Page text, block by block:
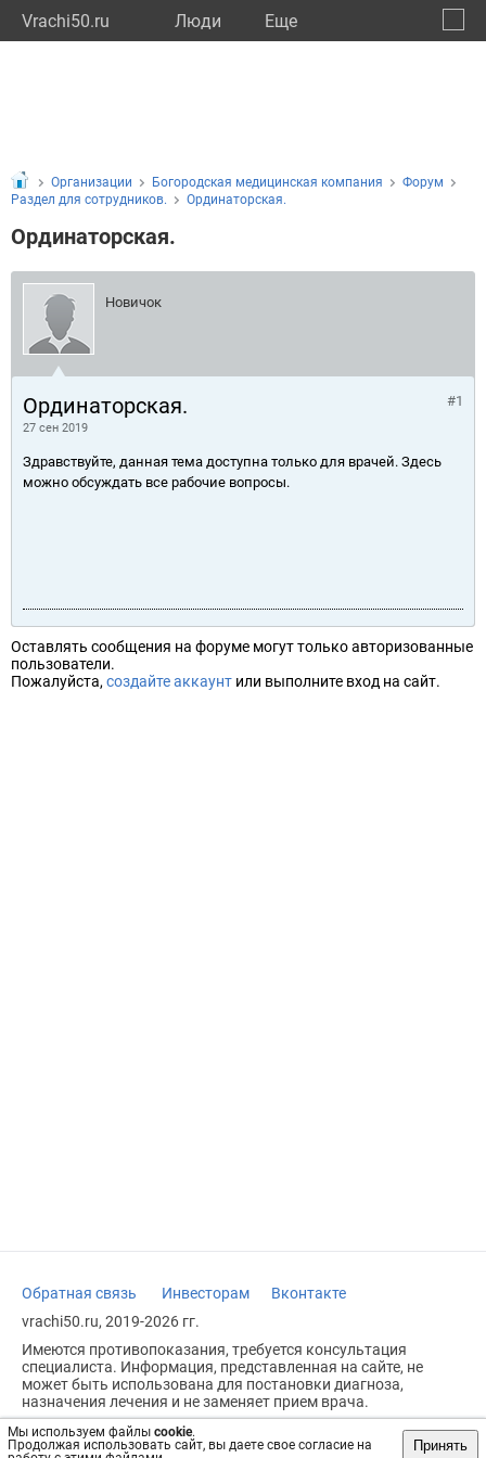
Vrachi50.ru Люди Eще
Мы используем файлы cookie.
Продолжая использовать сайт, вы даете свое согласие на
Принять
Организации Богородская медицинская компания
Форум
Раздел для сотрудников.
Ординаторская.
Ординаторская.
Новичок
Ординаторская.
27 сен 2019
#1
Здравствуйте, данная тема доступна только для врачей. Здесь
можно обсуждать все рабочие вопросы.
Оставлять сообщения на форуме могут только авторизованные
пользователи.
Пожалуйста, создайте аккаунт или выполните вход на сайт.
Обратная связь Инвесторам
Вконтакте
vrachi50.ru, 2019-2026 гг.
Имеются противопоказания, требуется консультация
специалиста. Информация, представленная на сайте, не
может быть использована для постановки диагноза,
назначения лечения и не заменяет прием врача.
Возрастное ограничение: 18+